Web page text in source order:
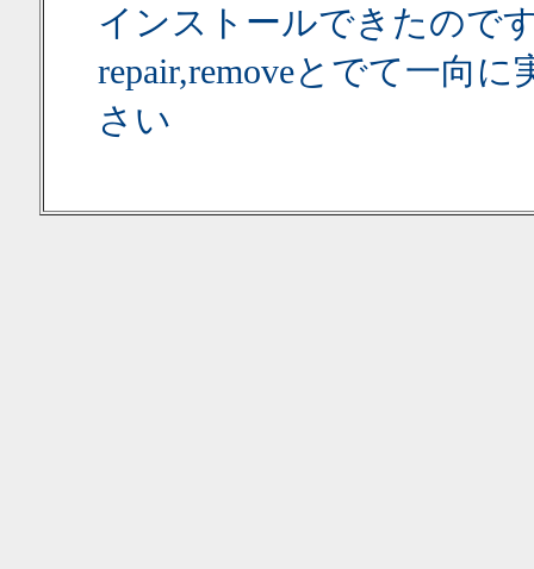
インストールできたので
repair,removeとでて一向
さい